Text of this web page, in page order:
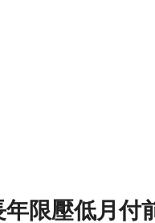
限壓低月付